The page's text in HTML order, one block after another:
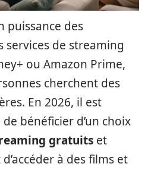
puissance des
services de streaming
ou Amazon Prime,
cherchent des
En 2026, il est
bénéficier d’un choix
gratuits et
à des films et